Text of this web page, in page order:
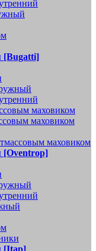
[Bugatti]
маховиком
маховиком
маховиком
[Oventrop]
[Itap]